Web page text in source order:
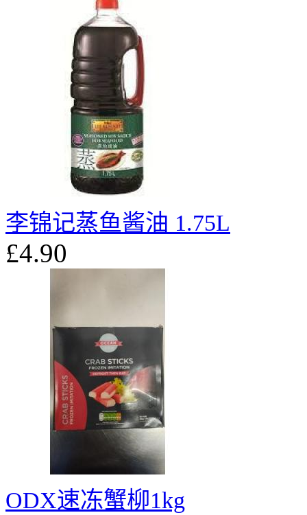
李锦记蒸鱼酱油 1.75L
£4.90
ODX速冻蟹柳1kg